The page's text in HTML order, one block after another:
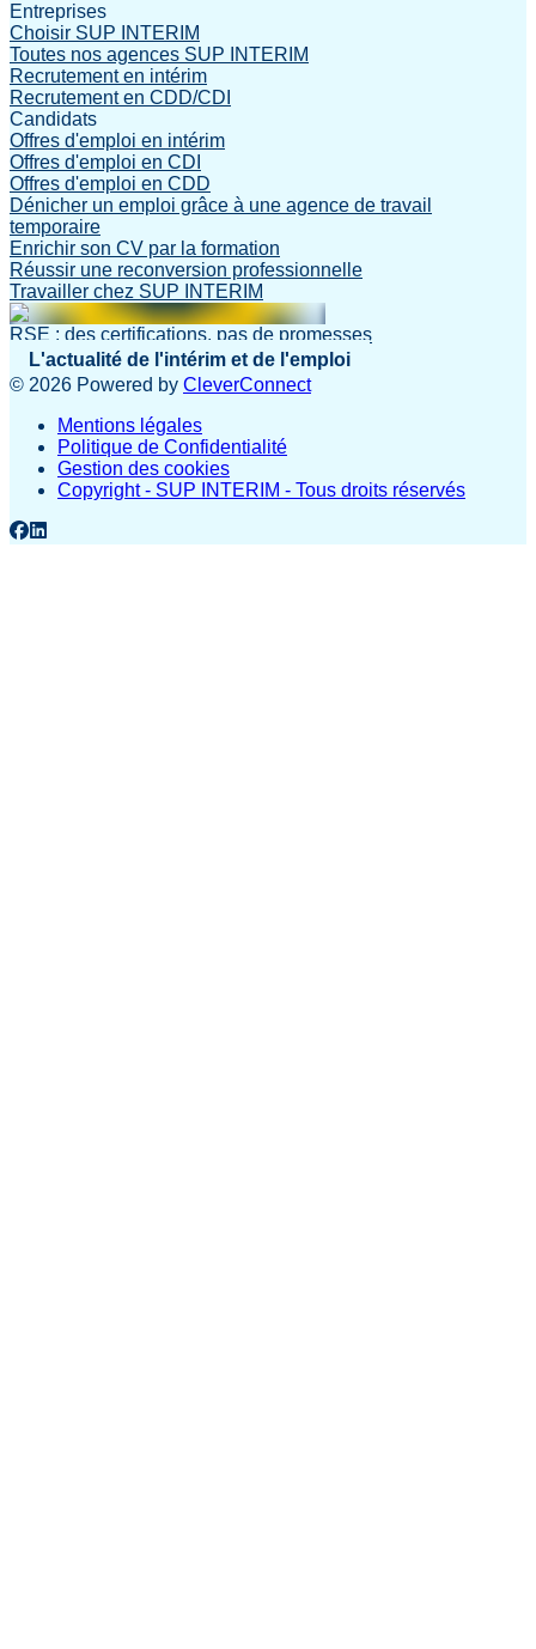
Entreprises
Choisir SUP INTERIM
Toutes nos agences SUP INTERIM
Recrutement en intérim
Recrutement en CDD/CDI
Candidats
Offres d'emploi en intérim
Offres d'emploi en CDI
Offres d'emploi en CDD
Dénicher un emploi grâce à une agence de travail
temporaire
Enrichir son CV par la formation
Réussir une reconversion professionnelle
Travailler chez SUP INTERIM
RSE : des certifications, pas de promesses
L'actualité de l'intérim et de l'emploi
© 2026 Powered by CleverConnect
Mentions légales
Politique de Confidentialité
Gestion des cookies
Copyright - SUP INTERIM - Tous droits réservés